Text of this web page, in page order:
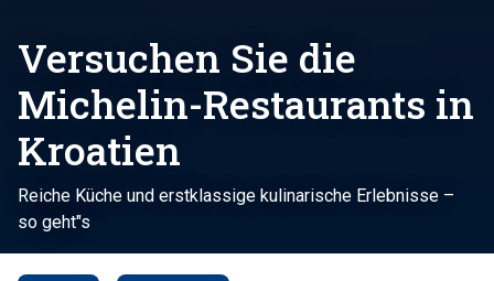
Versuchen Sie die
Michelin-Restaurants in
Kroatien
Reiche Küche und erstklassige kulinarische Erlebnisse –
so geht"s